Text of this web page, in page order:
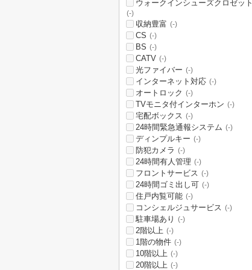
ウォークインシューズクロゼット
(-)
収納豊富 (-)
CS (-)
BS (-)
CATV (-)
光ファイバー (-)
インターネット対応 (-)
オートロック (-)
TVモニタ付インターホン (-)
宅配ボックス (-)
24時間緊急通報システム (-)
ディンプルキー (-)
防犯カメラ (-)
24時間有人管理 (-)
フロントサービス (-)
24時間ゴミ出し可 (-)
住戸内覧可能 (-)
コンシェルジュサービス (-)
駐車場あり (-)
2階以上 (-)
1階の物件 (-)
10階以上 (-)
20階以上 (-)